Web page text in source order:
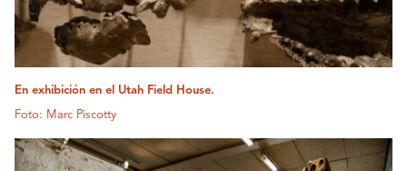
En exhibición en el Utah Field House.
Foto: Marc Piscotty